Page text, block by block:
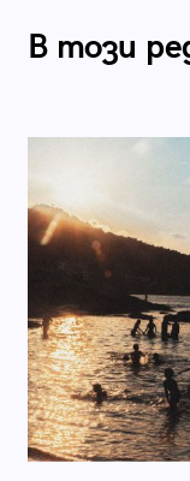
В този